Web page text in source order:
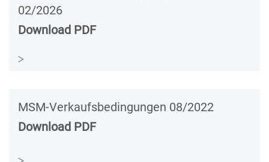
02/2026
Download PDF
MSM-Verkaufsbedingungen 08/2022
Download PDF